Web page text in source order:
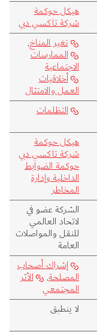
هيكل حوكمة
شركة تاكسي دبي
تغير المناخ,
الممارسات
الاجتماعية
أخلاقيات
العمل والامتثال
التظلمات
هيكل حوكمة
شركة تاكسي دبي
حوكمة الضوابط
الداخلية وإدارة
المخاطر
الشركة عضو في
لاتحاد العالمي
للنقل والمواصلات
العامة
إشراك أصحاب
المصلحة, الأثر
المجتمعي
لا ينطبق